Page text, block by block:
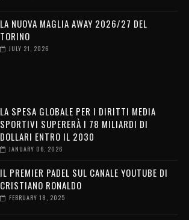
LA NUOVA MAGLIA AWAY 2026/27 DEL
TORINO
JULY 21, 2026
LA SPESA GLOBALE PER I DIRITTI MEDIA
SPORTIVI SUPERERÀ I 78 MILIARDI DI
DOLLARI ENTRO IL 2030
JANUARY 06, 2026
IL PREMIER PADEL SUL CANALE YOUTUBE DI
CRISTIANO RONALDO
FEBRUARY 18, 2025